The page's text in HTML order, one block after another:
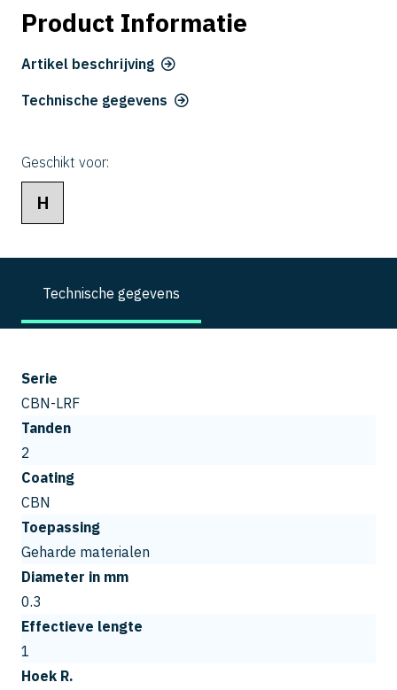
Product Informatie
Artikel beschrijving
Technische gegevens
Geschikt voor:
H
Technische gegevens
Serie
CBN-LRF
Tanden
2
Coating
CBN
Toepassing
Geharde materialen
Diameter in mm
0.3
Effectieve lengte
1
Hoek R.